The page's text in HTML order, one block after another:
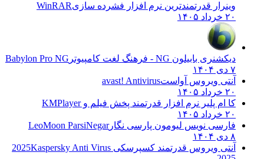
وینرار قدرتمندترین نرم افزار فشرده سازیWinRAR
۲۰ خرداد ۱۴۰۵
دیکشنری بابیلون NG - فرهنگ لغت کامپیوتر
Babylon Pro NG
۷ دی ۱۴۰۴
آنتی ویروس آواستavast! Antivirus
۲۰ خرداد ۱۴۰۵
کا ام پلیر نرم افزار قدرتمند پخش فیلم وKMPlayer
۲۰ خرداد ۱۴۰۵
فارسی نویس لیومون پارسی نگارLeoMoon ParsiNegar
۸ دی ۱۴۰۴
آنتی ویروس قدرتمند کسپرسکی 2025 Kaspersky Anti Virus